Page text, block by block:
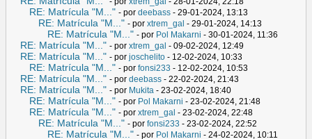
RE: Matrícula "M..." - por deebass - 29-01-2024, 13:13
RE: Matrícula "M..." - por xtrem_gal - 29-01-2024, 14:13
RE: Matrícula "M..." - por Pol Makarni - 30-01-2024, 11:36
RE: Matrícula "M..." - por xtrem_gal - 09-02-2024, 12:49
RE: Matrícula "M..." - por joschelito - 12-02-2024, 10:33
RE: Matrícula "M..." - por fonsi233 - 12-02-2024, 10:53
RE: Matrícula "M..." - por deebass - 22-02-2024, 21:43
RE: Matrícula "M..." - por Mukita - 23-02-2024, 18:40
RE: Matrícula "M..." - por Pol Makarni - 23-02-2024, 21:48
RE: Matrícula "M..." - por xtrem_gal - 23-02-2024, 22:48
RE: Matrícula "M..." - por fonsi233 - 23-02-2024, 22:52
RE: Matrícula "M..." - por Pol Makarni - 24-02-2024, 10:11